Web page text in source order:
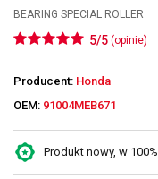
BEARING SPECIAL ROLLER
5/5 (opinie)
Producent: Honda
OEM: 91004MEB671
Produkt nowy, w